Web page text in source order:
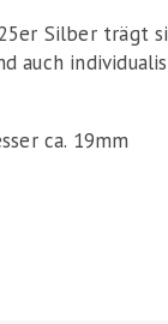
Silber trägt
auch
ca. 19mm